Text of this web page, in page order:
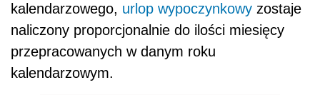
kalendarzowego, urlop wypoczynkowy zostaje
naliczony proporcjonalnie do ilości miesięcy
przepracowanych w danym roku
kalendarzowym.